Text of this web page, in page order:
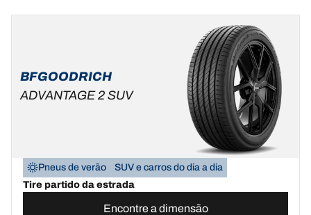
BFGOODRICH
ADVANTAGE 2 SUV
Pneus de verão
SUV e carros do dia a dia
Tire partido da estrada
Encontre a dimensão